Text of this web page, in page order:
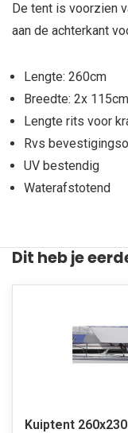
De tent is voorzien
aan de achterkant
Lengte: 260cm
Breedte: 2x 115cm
Lengte rits voor
Rvs
UV bestendig
Waterafstotend
Dit heb je
Kuiptent